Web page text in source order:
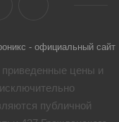
- официальный сайт
цены и
публичной